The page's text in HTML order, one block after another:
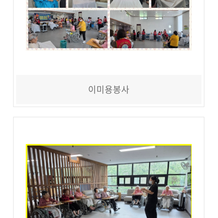
이미용봉사